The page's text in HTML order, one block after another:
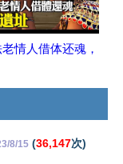
情人借体还魂，
8/15 (36,147次)